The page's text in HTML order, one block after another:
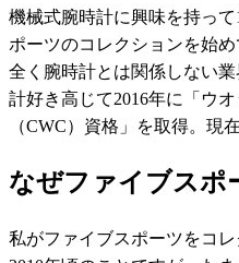
機械式腕時計に興味を持っ
ポーツのコレクションを始
全く腕時計とは関係しない
計好き高じて2016年に「ウ
（CWC）資格」を取得。現
なぜファイブスポ
私がファイブスポーツをコ